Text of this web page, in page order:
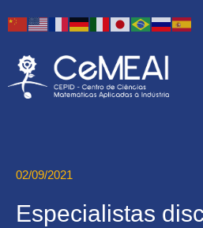
02/09/2021
Especialistas